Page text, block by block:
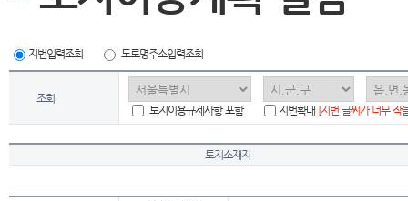
지번입력조회 도로명주소입력조회
조회
토지이용규제사항 포함
지번확대 [지번 글씨가 너무 작
토지소재지